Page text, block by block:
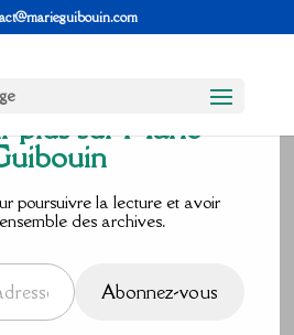
toi
viens
plus sur Marie
poursuivre la lecture et avoir
des archives.
Abonnez-vous